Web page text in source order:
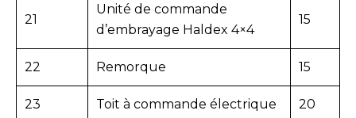
21
Unité de commande
d’embrayage Haldex 4×4
15
22 Remorque 15
23 Toit à commande électrique 20